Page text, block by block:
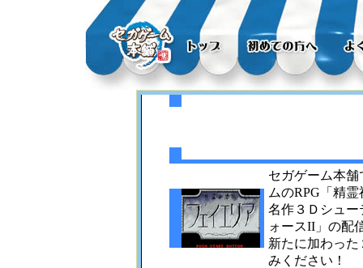
セガゲーム本
ムのRPG「精
名作３Ｄシュ
ォースII」の配
新たに加わっ
みください！